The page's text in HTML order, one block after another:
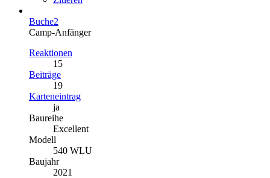
Buche2
Camp-Anfänger
Reaktionen
15
Beiträge
19
Karteneintrag
ja
Baureihe
Excellent
Modell
540 WLU
Baujahr
2021